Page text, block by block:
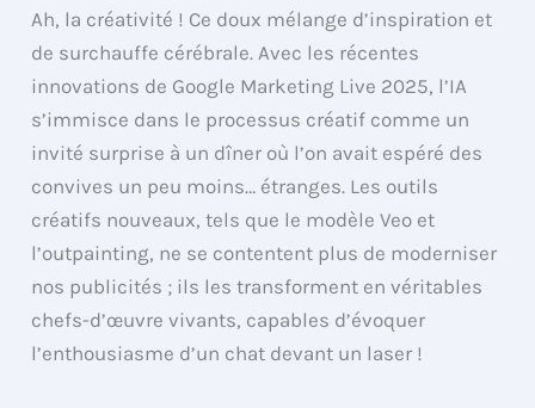
Ah, la créativité ! Ce doux mélange d’inspiration et
de surchauffe cérébrale. Avec les récentes
innovations de Google Marketing Live 2025, l’IA
s’immisce dans le processus créatif comme un
invité surprise à un dîner où l’on avait espéré des
convives un peu moins… étranges. Les outils
créatifs nouveaux, tels que le modèle Veo et
l’outpainting, ne se contentent plus de moderniser
nos publicités ; ils les transforment en véritables
chefs-d’œuvre vivants, capables d’évoquer
l’enthousiasme d’un chat devant un laser !